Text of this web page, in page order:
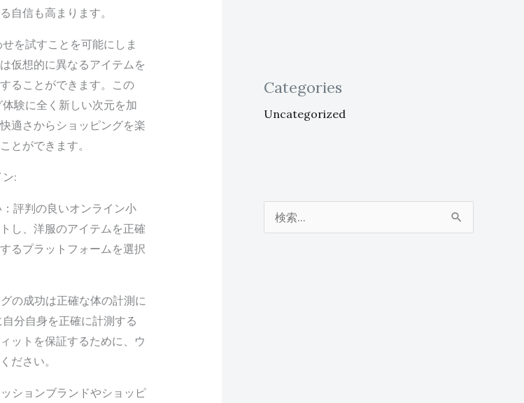
自信も高まります。
を試すことを可能にしま
仮想的に異なるアイテムを
ることができます。この
験に全く新しい次元を加
適さからショッピングを楽
とができます。
:
評判の良いオンライン小
し、洋服のアイテムを正確
るプラットフォームを選択
の成功は正確な体の計測に
分自身を正確に計測する
ットを保証するために、ウ
ださい。
ションブランドやショッピ
Categories
Uncategorized